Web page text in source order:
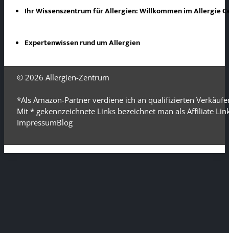
Ihr Wissenszentrum für Allergien: Willkommen im Allergie
Expertenwissen rund um Allergien
© 2026 Allergien-Zentrum
*Als Amazon-Partner verdiene ich an qualifizierten
Mit * gekennzeichnete Links bezeichnet man als Affiliate
ImpressumBlog